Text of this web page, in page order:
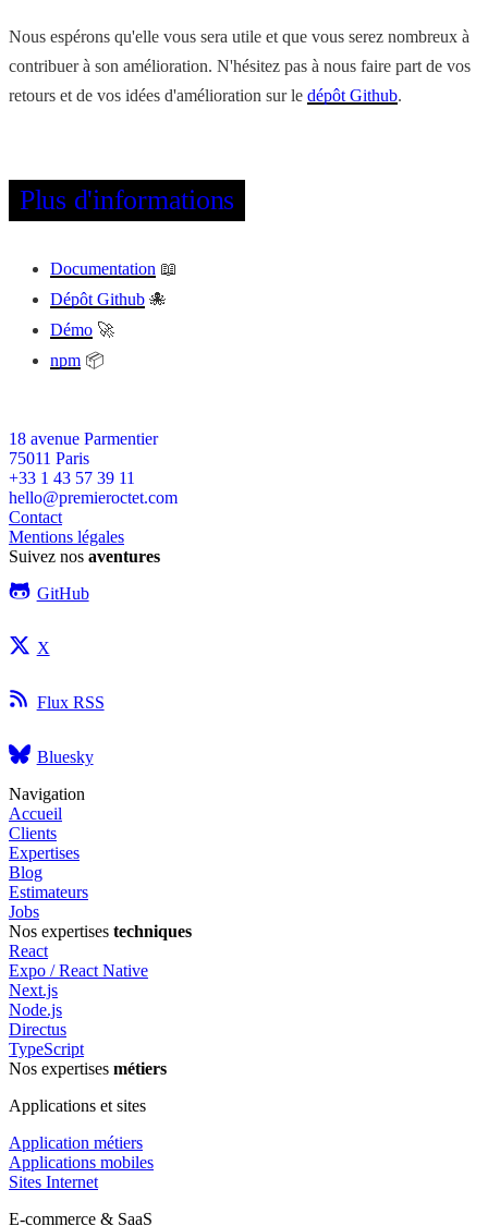
Nous espérons qu'elle vous sera utile et que vous serez nombreux à
contribuer à son amélioration. N'hésitez pas à nous faire part de vos
retours et de vos idées d'amélioration sur le dépôt Github.
Plus d'informations
Documentation 📖
Dépôt Github 🐙
Démo 🚀
npm 📦
18 avenue Parmentier
75011 Paris
+33 1 43 57 39 11
hello@premieroctet.com
Contact
Mentions légales
Suivez nos aventures
GitHub
X
Flux RSS
Bluesky
Navigation
Accueil
Clients
Expertises
Blog
Estimateurs
Jobs
Nos expertises techniques
React
Expo / React Native
Next.js
Node.js
Directus
TypeScript
Nos expertises métiers
Applications et sites
Application métiers
Applications mobiles
Sites Internet
E-commerce & SaaS